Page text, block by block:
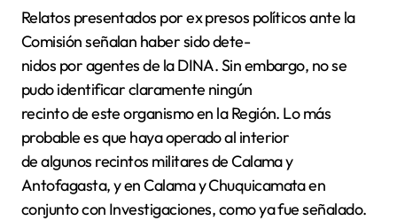
Relatos presentados por ex presos políticos ante la
Comisión señalan haber sido dete-
nidos por agentes de la DINA. Sin embargo, no se
pudo identificar claramente ningún
recinto de este organismo en la Región. Lo más
probable es que haya operado al interior
de algunos recintos militares de Calama y
Antofagasta, y en Calama y Chuquicamata en
conjunto con Investigaciones, como ya fue señalado.